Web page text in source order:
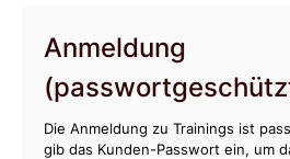
Anmeldung
Die Anmeldung zu Trainings ist
gib das Kunden-Passwort ein, um